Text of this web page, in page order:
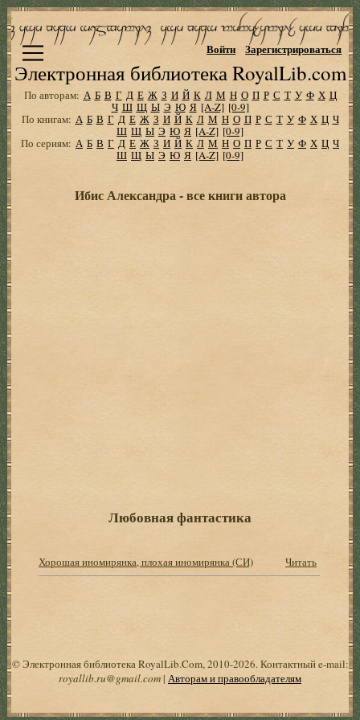
Электронная библиотека RoyalLib.com
Войти Зарегистрироваться
По авторам: А Б В Г Д Е Ж З И Й К Л М Н О П Р С Т У Ф Х Ц
Ч Ш Щ Ы Э Ю Я [A-Z] [0-9]
По книгам: А Б В Г Д Е Ж З И Й К Л М Н О П Р С Т У Ф Х Ц Ч
Ш Щ Ы Э Ю Я [A-Z] [0-9]
По сериям: А Б В Г Д Е Ж З И Й К Л М Н О П Р С Т У Ф Х Ц Ч
Ш Щ Ы Э Ю Я [A-Z] [0-9]
Ибис Александра - все книги автора
Любовная фантастика
Хорошая иномирянка, плохая иномирянка (СИ) Читать
© Электронная библиотека RoyalLib.Com, 2010-2026. Контактный e-mail:
royallib.ru@gmail.com| Авторам и правообладателям